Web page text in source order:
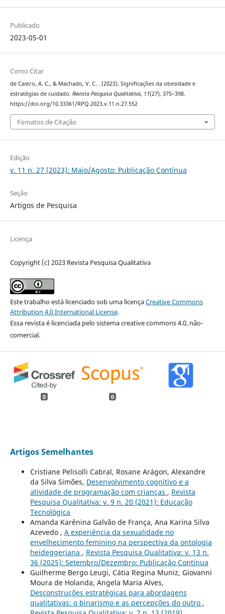
Publicado
2023-05-01
Como Citar
de Castro, A. C., & Machado, V. C. . (2023). Significações da obesidade e
estratégias de cuidado. Revista Pesquisa Qualitativa, 11(27), 375–398.
https://doi.org/10.33361/RPQ.2023.v.11.n.27.552
Fomatos de Citação
Edição
v. 11 n. 27 (2023): Maio/Agosto: Publicação Contínua
Seção
Artigos de Pesquisa
Licença
Copyright (c) 2023 Revista Pesquisa Qualitativa
Este trabalho está licenciado sob uma licençaCreative Commons
Attribution 4.0 International License.
Essa revista é licenciada pelo sistema creative commons 4.0, não-
comercial.
0 0
Artigos Semelhantes
Cristiane Pelisolli Cabral, Rosane Arágon, Alexandre
da Silva Simões, Desenvolvimento cognitivo e a
atividade de programação com crianças , Revista
Pesquisa Qualitativa: v. 9 n. 20 (2021): Educação
Tecnológica
Amanda Karênina Galvão de França, Ana Karina Silva
Azevedo , A experiência da sexualidade no
envelhecimento feminino na perspectiva da ontologia
heideggeriana , Revista Pesquisa Qualitativa: v. 13 n.
36 (2025): Setembro/Dezembro: Publicação Contínua
Guilherme Bergo Leugi, Cátia Regina Muniz, Giovanni
Moura de Holanda, Angela Maria Alves,
Desconstruções estratégicas para abordagens
qualitativas: o binarismo e as percepções do outro ,